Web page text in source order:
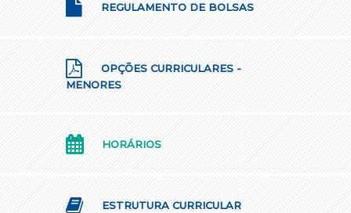
REGULAMENTO DE BOLSAS
OPÇÕES CURRICULARES -
MENORES
HORÁRIOS
ESTRUTURA CURRICULAR